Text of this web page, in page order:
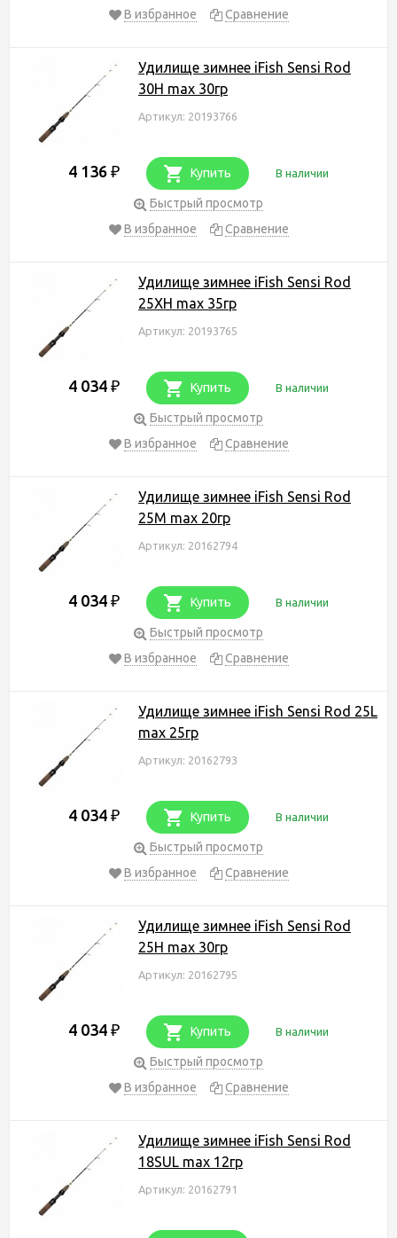
В избранное Сравнение
Удилище зимнее iFish Sensi Rod
30H max 30гр
Артикул: 20193766
4 136 ₽ Купить В наличии
Быстрый просмотр
В избранное
Сравнение
Удилище зимнее iFish Sensi Rod
25XH max 35гр
Артикул: 20193765
4 034 ₽ Купить В наличии
Быстрый просмотр
В избранное
Сравнение
Удилище зимнее iFish Sensi Rod
25M max 20гр
Артикул: 20162794
4 034 ₽ Купить В наличии
Быстрый просмотр
В избранное
Сравнение
Удилище зимнее iFish Sensi Rod 25L
max 25гр
Артикул: 20162793
4 034 ₽ Купить В наличии
Быстрый просмотр
В избранное
Сравнение
Удилище зимнее iFish Sensi Rod
25H max 30гр
Артикул: 20162795
4 034 ₽ Купить В наличии
Быстрый просмотр
В избранное
Сравнение
Удилище зимнее iFish Sensi Rod
18SUL max 12гр
Артикул: 20162791